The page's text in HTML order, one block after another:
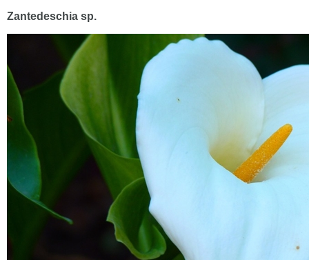
Zantedeschia sp.